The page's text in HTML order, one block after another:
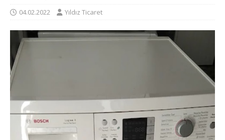
04.02.2022 Yıldız Ticaret